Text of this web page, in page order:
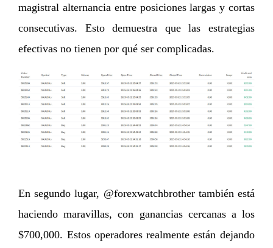
magistral alternancia entre posiciones largas y cortas
consecutivas. Esto demuestra que las estrategias
efectivas no tienen por qué ser complicadas.
En segundo lugar, @forexwatchbrother también está
haciendo maravillas, con ganancias cercanas a los
$700,000. Estos operadores realmente están dejando